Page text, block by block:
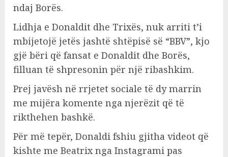
ndaj Borës.
Lidhja e Donaldit dhe Trixës, nuk arriti t’i
mbijetojë jetës jashtë shtëpisë së “BBV”, kjo
gjë bëri që fansat e Donaldit dhe Borës,
filluan të shpresonin për një ribashkim.
Prej javësh në rrjetet sociale të dy marrin
me mijëra komente nga njerëzit që të
rikthehen bashkë.
Për më tepër, Donaldi fshiu gjitha videot që
kishte me Beatrix nga Instagrami pas